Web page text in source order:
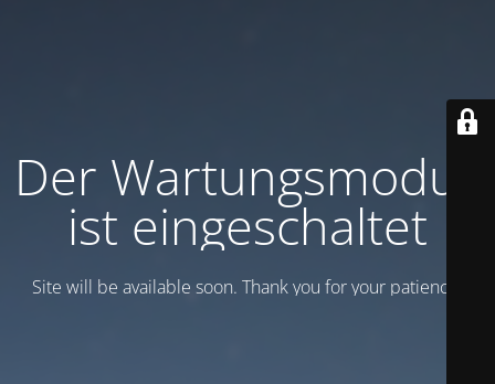
Der Wartungsmodus
ist eingeschaltet
Site will be available soon. Thank you for your patience!